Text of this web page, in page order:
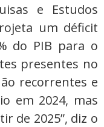
e Estudos
um déficit
do PIB para o
presentes no
recorrentes e
em 2024, mas
de 2025”, diz o